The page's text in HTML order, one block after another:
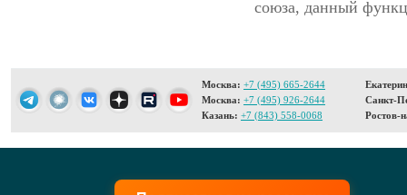
союза, данный
Москва: +7 (495) 665-2644
Москва: +7 (495) 926-2644
Казань: +7 (843) 558-0068
Санкт-
Ростов-